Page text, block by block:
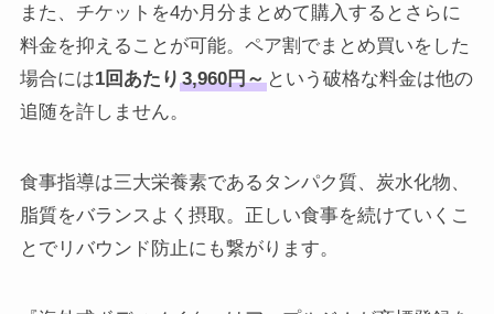
また、チケットを4か月分まとめて購入するとさらに
料金を抑えることが可能。ペア割でまとめ買いをした
場合には1回あたり 3,960円～という破格な料金は他の
追随を許しません。
食事指導は三大栄養素であるタンパク質、炭水化物、
脂質をバランスよく摂取。正しい食事を続けていくこ
とでリバウンド防止にも繋がります。